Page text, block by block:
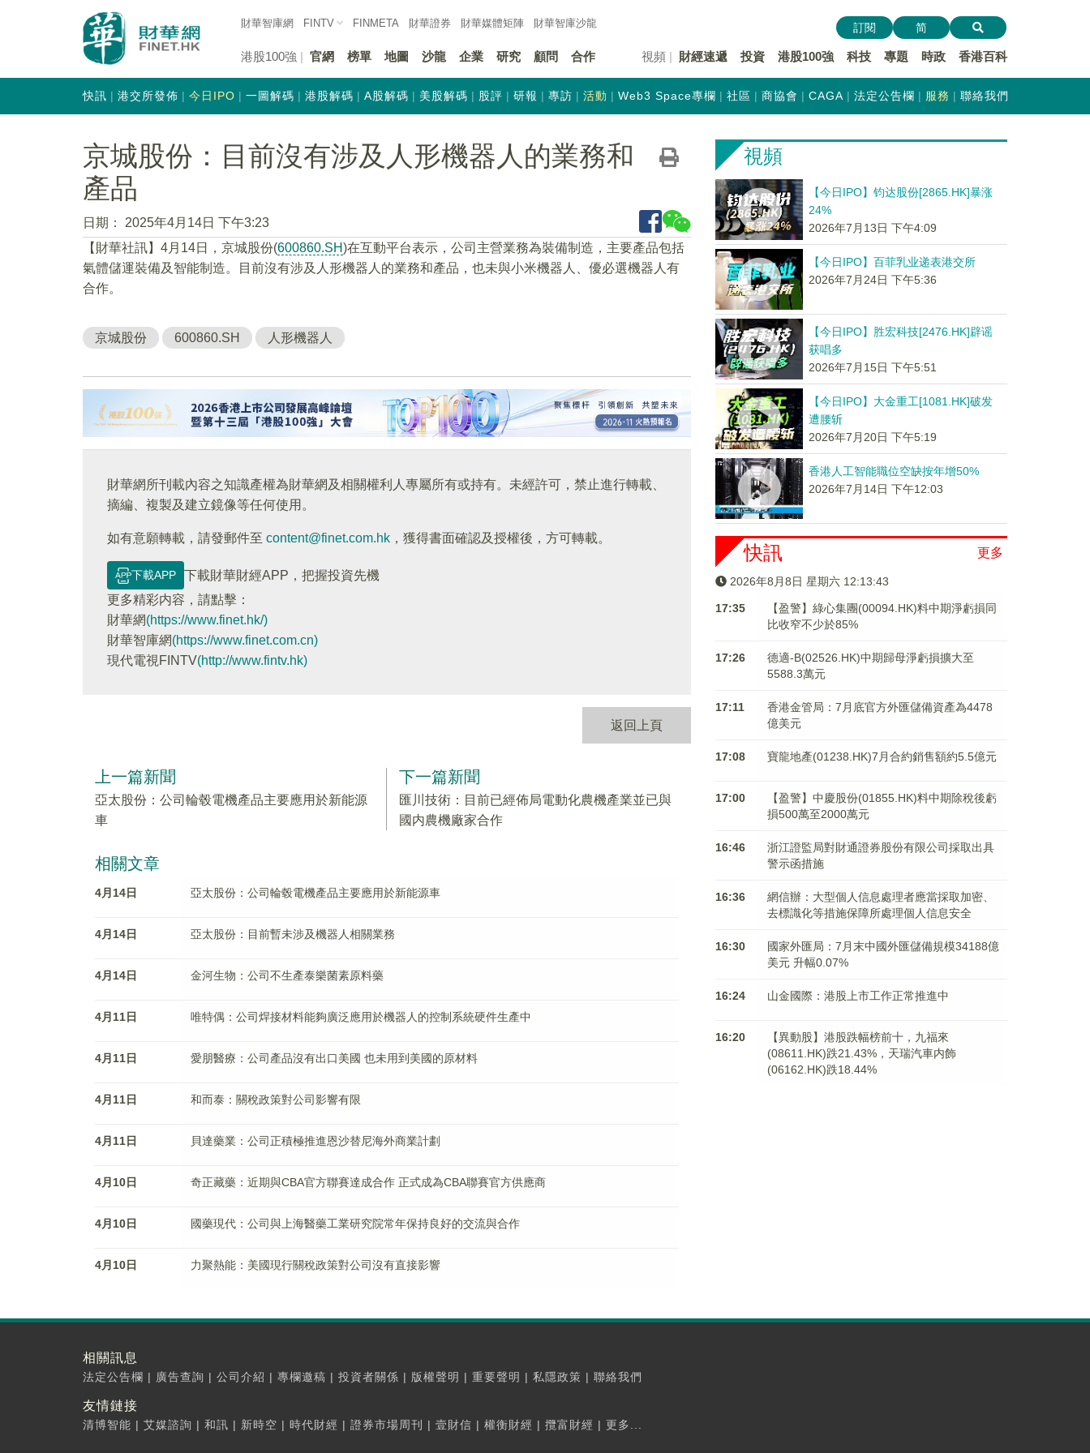
財華智庫網 FINTV FINMETA 財華證券 財華媒體矩陣 財華智庫沙龍
港股100強 官網 榜單 地圖 沙龍 企業 研究 顧問 合作 視頻 財經速遞 投資 港股100強 科技 專題 時政 香港百科
訂閱 简
快訊 港交所發佈 今日IPO 一圖解碼 港股解碼 A股解碼 美股解碼 股評 研報 專訪 活動 Web3 Space專欄 社區 商協會 CAGA 法定公告欄 服務 聯絡我們
京城股份：目前沒有涉及人形機器人的業務和
產品
日期：
2025年4月14日 下午3:23
【財華社訊】4月14日，京城股份(600860.SH)在互動平台表示，公司主營業務為裝備制造，主要產品包括
氣體儲運裝備及智能制造。目前沒有涉及人形機器人的業務和產品，也未與小米機器人、優必選機器人有
合作。
京城股份 600860.SH 人形機器人
財華網所刊載內容之知識產權為財華網及相關權利人專屬所有或持有。未經許可，禁止進行轉載、
摘編、複製及建立鏡像等任何使用。
如有意願轉載，請發郵件至 content@finet.com.hk ，獲得書面確認及授權後，方可轉載。
下載APP
下載財華財經APP，把握投資先機
更多精彩内容，請點擊：
財華網(https://www.finet.hk/)
財華智庫網(https://www.finet.com.cn)
現代電視FINTV(http://www.fintv.hk)
返回上頁
上一篇新聞
亞太股份：公司輪毂電機產品主要應用於新能源
車
下一篇新聞
匯川技術：目前已經佈局電動化農機產業並已與
國内農機廠家合作
相關文章
4月14日 亞太股份：公司輪毂電機產品主要應用於新能源車
4月14日 亞太股份：目前暫未涉及機器人相關業務
4月14日 金河生物：公司不生產泰樂菌素原料藥
4月11日 唯特偶：公司焊接材料能夠廣泛應用於機器人的控制系統硬件生產中
4月11日 愛朋醫療：公司產品沒有出口美國 也未用到美國的原材料
4月11日 和而泰：關稅政策對公司影響有限
4月11日 貝達藥業：公司正積極推進恩沙替尼海外商業計劃
4月10日 奇正藏藥：近期與CBA官方聯賽達成合作 正式成為CBA聯賽官方供應商
4月10日 國藥現代：公司與上海醫藥工業研究院常年保持良好的交流與合作
4月10日 力聚熱能：美國現行關稅政策對公司沒有直接影響
視頻
【今日IPO】钧达股份[2865.HK]暴涨
24%
2026年7月13日 下午4:09
【今日IPO】百菲乳业递表港交所
2026年7月24日 下午5:36
【今日IPO】胜宏科技[2476.HK]辟谣
获唱多
2026年7月15日 下午5:51
【今日IPO】大金重工[1081.HK]破发
遭腰斩
2026年7月20日 下午5:19
香港人工智能職位空缺按年增50%
2026年7月14日 下午12:03
更多
快訊
2026年8月8日 星期六 12:13:43
17:35
【盈警】綠心集團(00094.HK)料中期淨虧損同
比收窄不少於85%
17:26
德適-B(02526.HK)中期歸母淨虧損擴大至
5588.3萬元
17:11
香港金管局：7月底官方外匯儲備資產為4478
億美元
17:08 寶龍地產(01238.HK)7月合約銷售額約5.5億元
17:00
【盈警】中慶股份(01855.HK)料中期除稅後虧
損500萬至2000萬元
16:46
浙江證監局對財通證券股份有限公司採取出具
警示函措施
16:36
網信辦：大型個人信息處理者應當採取加密、
去標識化等措施保障所處理個人信息安全
16:30
國家外匯局：7月末中國外匯儲備規模34188億
美元 升幅0.07%
16:24 山金國際：港股上市工作正常推進中
16:20
【異動股】港股跌幅榜前十，九福來
(08611.HK)跌21.43%，天瑞汽車内飾
(06162.HK)跌18.44%
相關訊息
法定公告欄 | 廣告查詢 | 公司介紹 | 專欄邀稿 | 投資者關係 | 版權聲明 | 重要聲明 | 私隱政策 | 聯絡我們
友情鏈接
清博智能 | 艾媒諮詢 | 和訊 | 新時空 | 時代財經 | 證券市場周刊 | 壹財信 | 權衡財經 | 攬富財經 | 更多...